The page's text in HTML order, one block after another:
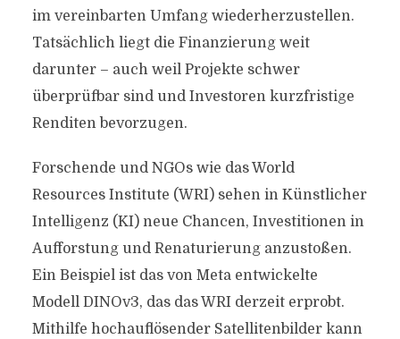
im vereinbarten Umfang wiederherzustellen.
Tatsächlich liegt die Finanzierung weit
darunter – auch weil Projekte schwer
überprüfbar sind und Investoren kurzfristige
Renditen bevorzugen.
Forschende und NGOs wie das World
Resources Institute (WRI) sehen in Künstlicher
Intelligenz (KI) neue Chancen, Investitionen in
Aufforstung und Renaturierung anzustoßen.
Ein Beispiel ist das von Meta entwickelte
Modell DINOv3, das das WRI derzeit erprobt.
Mithilfe hochauflösender Satellitenbilder kann